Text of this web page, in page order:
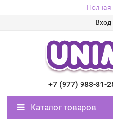
Полная
Вход
+7 (977) 988-81-
Каталог товаров